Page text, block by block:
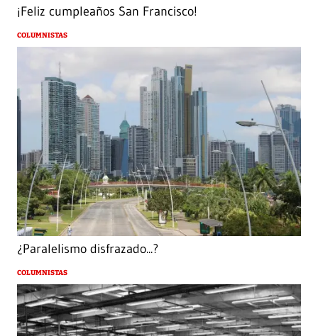
¡Feliz cumpleaños San Francisco!
COLUMNISTAS
¿Paralelismo disfrazado...?
COLUMNISTAS